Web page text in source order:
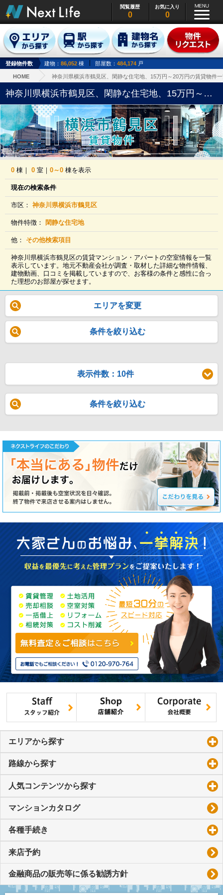
閲覧履歴
0
お気に入り
0
登録物件数 建物： 86,052 棟 部屋数： 484,174 戸
HOME 神奈川県横浜市鶴見区、閑静な住宅地、15万円～20万円の賃貸物件
神奈川県横浜市鶴見区、閑静な住宅地、15万円～20万円の賃貸物件一覧
0 棟｜0 室｜0～0 棟を表示
現在の検索条件
市区：神奈川県横浜市鶴見区
物件特徴： 閑静な住宅地
他： その他検索項目
神奈川県横浜市鶴見区の賃貸マンション・アパートの空室情報を一覧
表示しています。地元不動産会社が調査・取材した詳細な物件情報、
建物動画、口コミを掲載していますので、お客様の条件と感性に合っ
た理想のお部屋が探せます。
エリアを変更
条件を絞り込む
表示件数：10件
条件を絞り込む
エリアから探す
路線から探す
人気コンテンツから探す
マンションカタログ
各種手続き
来店予約
金融商品の販売等に係る勧誘方針